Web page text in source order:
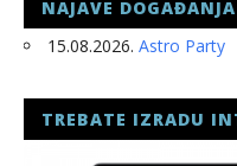
NAJAVE DOGAĐANJA
15.08.2026. Astro Party
TREBATE IZRADU